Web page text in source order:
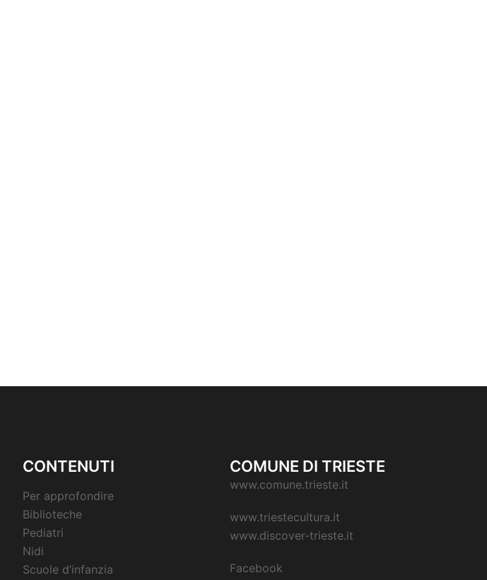
CONTENUTI
Per approfondire
Biblioteche
Pediatri
Nidi
Scuole d’infanzia
COMUNE DI TRIESTE
www.comune.trieste.it
www.triestecultura.it
www.discover-trieste.it
Facebook